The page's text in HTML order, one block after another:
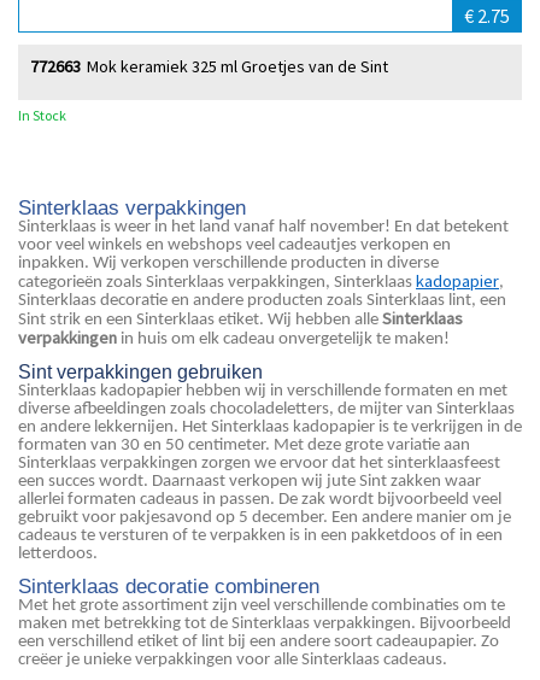
€ 2.75
Mok keramiek 325 ml Groetjes van de Sint
772663
In Stock
Sinterklaas verpakkingen
Sinterklaas is weer in het land vanaf half november! En dat betekent
voor veel winkels en webshops veel cadeautjes verkopen en
inpakken. Wij verkopen verschillende producten in diverse
categorieën zoals Sinterklaas verpakkingen, Sinterklaas kadopapier,
Sinterklaas decoratie en andere producten zoals Sinterklaas lint, een
Sint strik en een Sinterklaas etiket. Wij hebben alle Sinterklaas
verpakkingen in huis om elk cadeau onvergetelijk te maken!
Sint verpakkingen gebruiken
Sinterklaas kadopapier hebben wij in verschillende formaten en met
diverse afbeeldingen zoals chocoladeletters, de mijter van Sinterklaas
en andere lekkernijen. Het Sinterklaas kadopapier is te verkrijgen in de
formaten van 30 en 50 centimeter. Met deze grote variatie aan
Sinterklaas verpakkingen zorgen we ervoor dat het sinterklaasfeest
een succes wordt. Daarnaast verkopen wij jute Sint zakken waar
allerlei formaten cadeaus in passen. De zak wordt bijvoorbeeld veel
gebruikt voor pakjesavond op 5 december. Een andere manier om je
cadeaus te versturen of te verpakken is in een pakketdoos of in een
letterdoos.
Sinterklaas decoratie combineren
Met het grote assortiment zijn veel verschillende combinaties om te
maken met betrekking tot de Sinterklaas verpakkingen. Bijvoorbeeld
een verschillend etiket of lint bij een andere soort cadeaupapier. Zo
creëer je unieke verpakkingen voor alle Sinterklaas cadeaus.